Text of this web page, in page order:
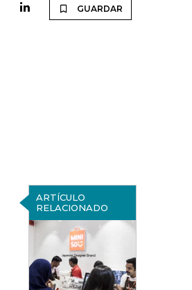
GUARDAR
ARTÍCULO
RELACIONADO